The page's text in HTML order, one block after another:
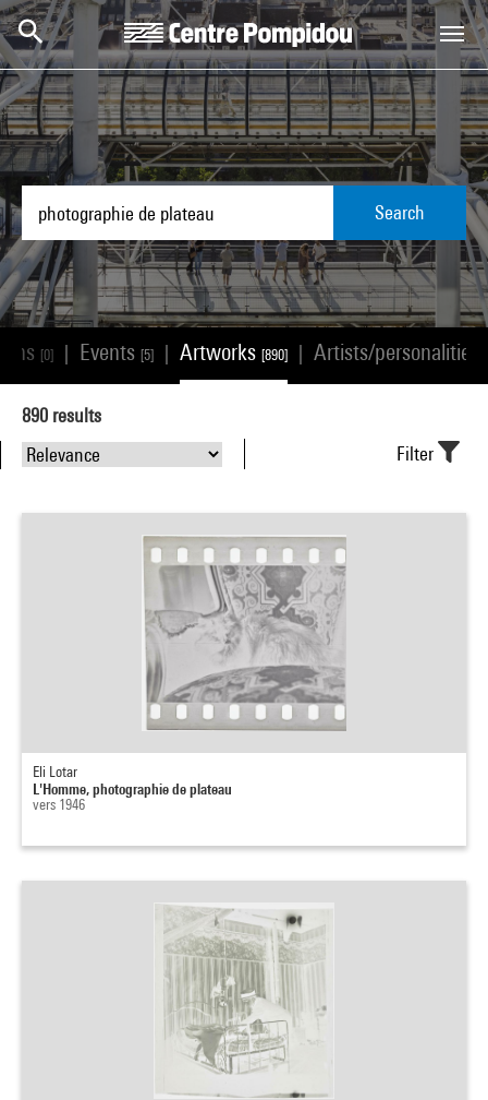
Skip to main content
Centre Pompidou
Search
[0] Events [5] Artworks [890] Artists/personalities
890 results
Filter
Eli Lotar
L'Homme, photographie de plateau
vers 1946